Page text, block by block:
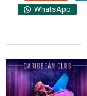
WhatsApp